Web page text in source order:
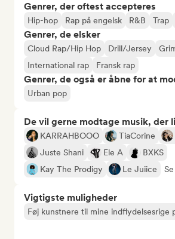
Genrer, der oftest accepteres
Hip-hop Rap på engelsk R&B Trap
Genrer, de elsker
Cloud Rap/Hip Hop Drill/Jersey
International rap
Fransk rap
Genrer, de også er åbne for at
Urban pop
De vil gerne modtage musik, der
KARRAHBOOO TiaCorine
Juste Shani
Ele A
BXKS
Kay The Prodigy
Le Juiice
Vigtigste muligheder
Føj kunstnere til mine indflydelsesrige